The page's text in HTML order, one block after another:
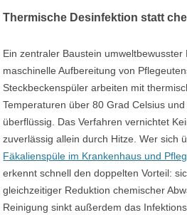
Thermische Desinfektion statt
Ein zentraler Baustein umweltbewusster
maschinelle Aufbereitung von
Steckbeckenspüler arbeiten mit
Temperaturen über 80 Grad Celsius
überflüssig. Das Verfahren vernichtet
zuverlässig allein durch Hitze. Wer sich
Fäkalienspüle im Krankenhaus und
erkennt schnell den doppelten Vorteil:
gleichzeitiger Reduktion chemischer
Reinigung sinkt außerdem das